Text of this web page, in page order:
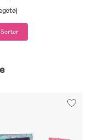
Sorter